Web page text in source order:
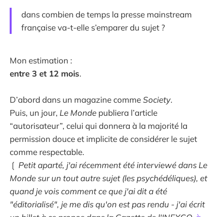
dans combien de temps la presse mainstream
française va-t-elle s’emparer du sujet ?
Mon estimation :
entre 3 et 12 mois.
D’abord dans un magazine commeSociety.
Puis, un jour, Le Monde publiera l’article
“autorisateur”, celui qui donnera à la majorité la
permission douce et implicite de considérer le sujet
comme respectable.
❲ Petit aparté, j'ai récemment été interviewé dans Le
Monde sur un tout autre sujet (les psychédéliques), et
quand je vois comment ce que j'ai dit a été
"éditorialisé", je me dis qu'on est pas rendu - j'ai écrit